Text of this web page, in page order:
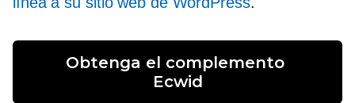
Obtenga el complemento
Ecwid